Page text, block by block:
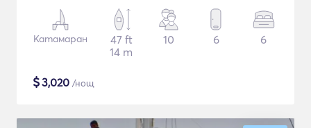
Катамаран
47 ft
14 m
10 6 6
$3,020 /нощ